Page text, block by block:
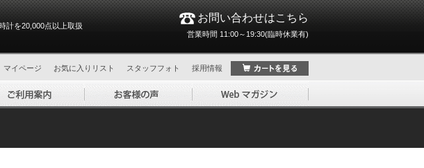
計を20,000点以上取扱
お問い合わせはこちら
営業時間 11:00～19:30(臨時休業有)
マイページ お気に入りリスト スタッフフォト 採用情報